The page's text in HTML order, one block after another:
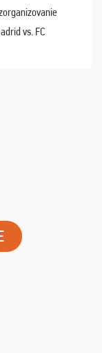
vs. FC